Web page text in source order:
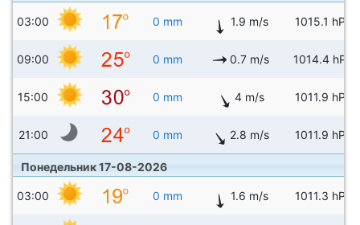
03:00 0 mm 1.9 m/s 1015.1 hPa
09:00 0 mm 0.7 m/s 1014.4 hPa
15:00 0 mm 4 m/s 1011.9 hPa
21:00 0 mm 2.8 m/s 1011.9 hPa
Понедельник 17-08-2026
03:00 0 mm 1.6 m/s 1011.3 hPa